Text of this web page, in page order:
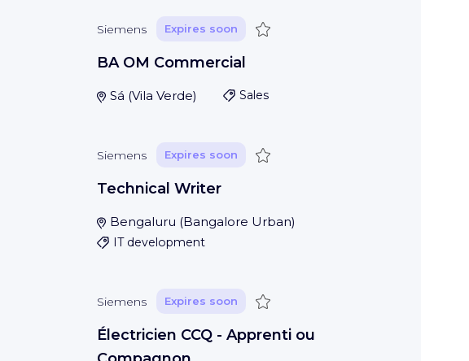
Siemens Expires soon Save
BA OM Commercial
Sá (Vila Verde) Sales
Siemens Expires soon Save
Technical Writer
Bengaluru (Bangalore Urban)
IT development
Siemens Expires soon Save
Électricien CCQ - Apprenti ou